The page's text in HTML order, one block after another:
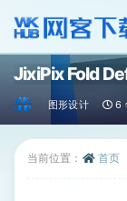
JixiPix Fold
图形设计 6
当前位置： 首页
全部